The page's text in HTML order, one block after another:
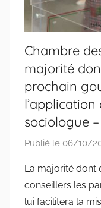
Chambre
majorité
prochain
sociologue –
Publié le 06/10/
La majorité dont
conseillers les
lui facilitera la